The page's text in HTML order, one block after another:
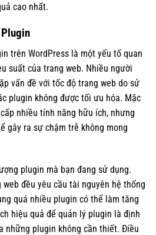
cao nhất.
Plugin
trên WordPress là một yếu tố quan
suất của trang web. Nhiều người
vấn đề với tốc độ trang web do sử
plugin không được tối ưu hóa. Mặc
nhiều tính năng hữu ích, nhưng
gây ra sự chậm trễ không mong
plugin mà bạn đang sử dụng.
đều yêu cầu tài nguyên hệ thống
quá nhiều plugin có thể làm tăng
hiệu quả để quản lý plugin là định
những plugin không cần thiết. Điều